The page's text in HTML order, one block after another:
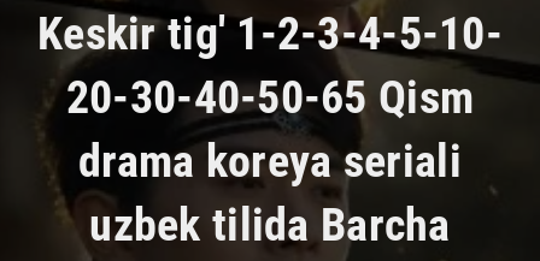
Keskir tig' 1-2-3-4-5-10-
20-30-40-50-65 Qism
drama koreya seriali
uzbek tilida Barcha